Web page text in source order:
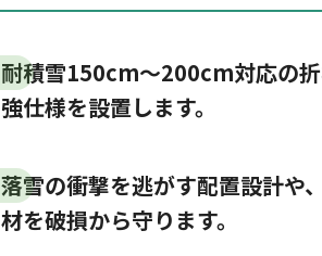
耐積雪150cm〜200cm対応の
強仕様を設置します。
落雪の衝撃を逃がす配置設計や
材を破損から守ります。